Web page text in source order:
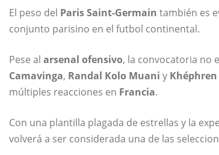
El peso del Paris Saint-Germain también es
conjunto parisino en el futbol continental.
Pese al arsenal ofensivo, la convocatoria no
Camavinga, Randal Kolo Muani y
múltiples reacciones en Francia.
Con una plantilla plagada de estrellas y la
volverá a ser considerada una de las